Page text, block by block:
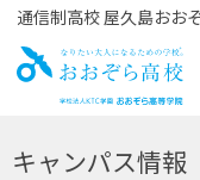
通信制高校 屋久島おお
お
キャンパス情報